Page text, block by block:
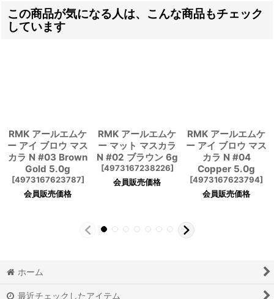
この商品が気になる人は、こんな商品もチェック
しています
RMK アールエムケ
ー アイ ブロウ マス
カラ N #03 Brown
Gold 5.0g
[4973167623787]
会員販売価格
RMK アールエムケ
ー マット マスカラ
N #02 ブラウン 6g
[4973167238226]
会員販売価格
RMK アールエムケ
ー アイ ブロウ マス
カラ N #04
Copper 5.0g
[4973167623794]
会員販売価格
ホーム
最近チェックしたアイテム